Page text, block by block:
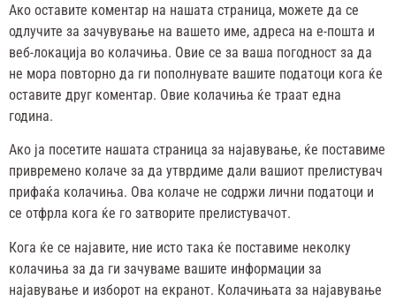
Ако оставите коментар на нашата страница, можете да се
одлучите за зачувување на вашето име, адреса на е-пошта и
веб-локација во колачиња. Овие се за ваша погодност за да
не мора повторно да ги пополнувате вашите податоци кога ќе
оставите друг коментар. Овие колачиња ќе траат една
година.
Ако ја посетите нашата страница за најавување, ќе поставиме
привремено колаче за да утврдиме дали вашиот прелистувач
прифаќа колачиња. Ова колаче не содржи лични податоци и
се отфрла кога ќе го затворите прелистувачот.
Кога ќе се најавите, ние исто така ќе поставиме неколку
колачиња за да ги зачуваме вашите информации за
најавување и изборот на екранот. Колачињата за најавување